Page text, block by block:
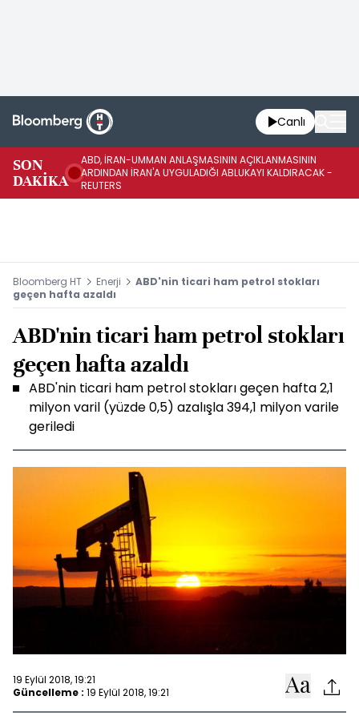
Canlı
SON
DAKİKA
ABD, İRAN-UMMAN ANLAŞMASININ AÇIKLANMASININ
ARDINDAN İRAN'A UYGULADIĞI ABLUKAYI KALDIRACAK -
REUTERS
Bloomberg HT Enerji
ABD'nin ticari ham petrol stokları
geçen hafta azaldı
ABD'nin ticari ham petrol stokları
geçen hafta azaldı
ABD'nin ticari ham petrol stokları geçen hafta 2,1
milyon varil (yüzde 0,5) azalışla 394,1 milyon varile
geriledi
19 Eylül 2018, 19:21
Güncelleme : 19 Eylül 2018, 19:21